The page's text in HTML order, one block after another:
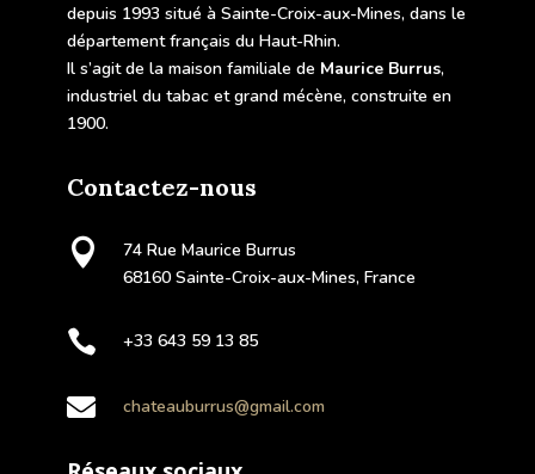
depuis 1993 situé à Sainte-Croix-aux-Mines, dans le
département français du Haut-Rhin.
Il s’agit de la maison familiale de Maurice Burrus,
industriel du tabac et grand mécène, construite en
1900.
Contactez-nous

74 Rue Maurice Burrus
68160 Sainte-Croix-aux-Mines, France
 +33 643 59 13 85
 chateauburrus@gmail.com